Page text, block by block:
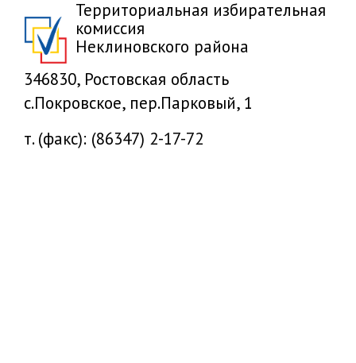
Территориальная избирательная
комиссия
Неклиновского района
346830, Ростовская область
с.Покровское, пер.Парковый, 1
т. (факс): (86347) 2-17-72